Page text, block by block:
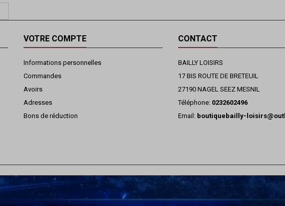
VOTRE COMPTE
Informations personnelles
Commandes
Avoirs
Adresses
Bons de réduction
CONTACT
BAILLY LOISIRS
17 BIS ROUTE DE BRETEUIL
27190 NAGEL SEEZ MESNIL
Téléphone: 0232602496
Email: boutiquebailly-